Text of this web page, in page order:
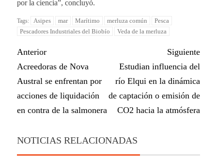
por la ciencia”, concluyó.
Tags: Asipes mar Marítimo merluza común
Pesca
Pescadores Industriales del Biobío
Veda de la merluza
Anterior
Acreedoras de Nova
Austral se enfrentan por
acciones de liquidación
en contra de la salmonera
Siguiente
Estudian influencia del
río Elqui en la dinámica
de captación o emisión de
CO2 hacia la atmósfera
NOTICIAS RELACIONADAS